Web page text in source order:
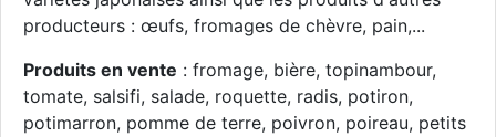
producteurs : œufs, fromages de chèvre, pain,...
Produits en vente : fromage, bière, topinambour,
tomate, salsifi, salade, roquette, radis, potiron,
potimarron, pomme de terre, poivron, poireau, petits